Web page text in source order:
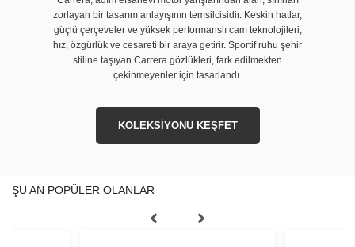
zorlayan bir tasarım anlayışının temsilcisidir. Keskin hatlar,
güçlü çerçeveler ve yüksek performanslı cam teknolojileri;
hız, özgürlük ve cesareti bir araya getirir. Sportif ruhu şehir
stiline taşıyan Carrera gözlükleri, fark edilmekten
çekinmeyenler için tasarlandı.
KOLEKSİYONU KEŞFET
ŞU AN POPÜLER OLANLAR